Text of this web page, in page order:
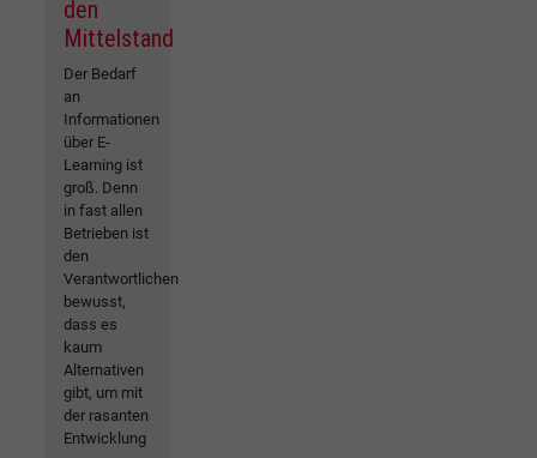
den
Mittelstand
Der Bedarf
an
Informationen
über E-
Learning ist
groß. Denn
in fast allen
Betrieben ist
den
Verantwortlichen
bewusst,
dass es
kaum
Alternativen
gibt, um mit
der rasanten
Entwicklung